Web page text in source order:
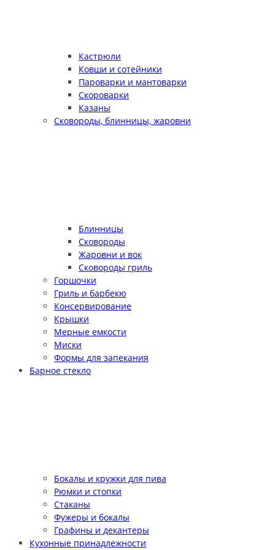
Кастрюли
Ковши и сотейники
Пароварки и мантоварки
Скороварки
Казаны
Сковороды, блинницы, жаровни
Блинницы
Сковороды
Жаровни и вок
Сковороды гриль
Горшочки
Гриль и барбекю
Консервирование
Крышки
Мерные емкости
Миски
Формы для запекания
Барное стекло
Бокалы и кружки для пива
Рюмки и стопки
Стаканы
Фужеры и бокалы
Графины и декантеры
Кухонные принадлежности